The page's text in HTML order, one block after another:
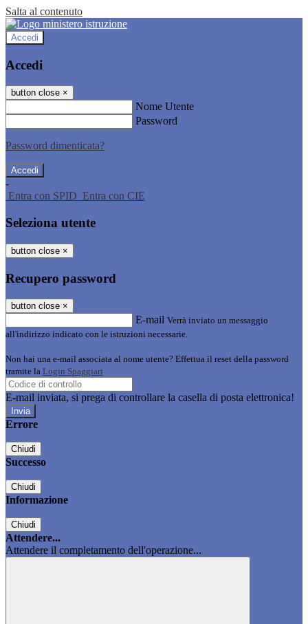
Salta al contenuto
Accedi
Accedi
button close ×
Nome Utente
Password
Password dimenticata?
-
Entra con SPID Entra con CIE
Seleziona utente
button close ×
Recupero password
button close ×
E-mail Verrà inviato un messaggio
all'indirizzo indicato con le istruzioni necessarie.
Non hai una e-mail associata al nome utente? Effettua il reset della password
tramite la Login Spaggiari
E-mail inviata, si prega di controllare la casella di posta elettronica!
Errore
Chiudi
Successo
Chiudi
Informazione
Chiudi
Attendere...
Attendere il completamento dell'operazione...